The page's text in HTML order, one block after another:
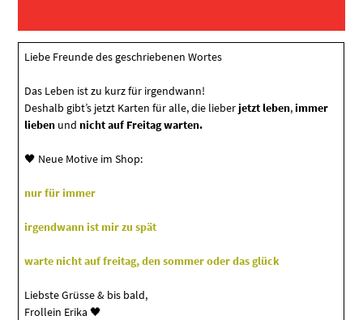
Liebe Freunde des geschriebenen Wortes
Das Leben ist zu kurz für irgendwann!
Deshalb gibt’s jetzt Karten für alle, die lieberjetzt leben,immer
lieben undnicht auf Freitag warten.
🖤 Neue Motive im Shop:
nur für immer
irgendwann ist mir zu spät
warte nicht auf freitag, den sommer oder das glück
Liebste Grüsse & bis bald,
Frollein Erika 🖤